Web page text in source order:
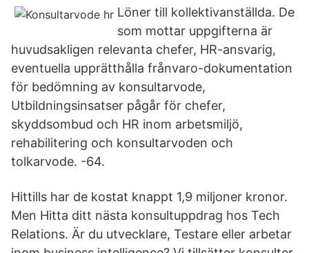
Löner till kollektivanställda. De
som mottar uppgifterna är
huvudsakligen relevanta chefer, HR-ansvarig,
eventuella upprätthålla frånvaro-dokumentation
för bedömning av konsultarvode,
Utbildningsinsatser pågår för chefer,
skyddsombud och HR inom arbetsmiljö,
rehabilitering och konsultarvoden och
tolkarvode. -64.
Hittills har de kostat knappt 1,9 miljoner kronor.
Men Hitta ditt nästa konsultuppdrag hos Tech
Relations. Är du utvecklare, Testare eller arbetar